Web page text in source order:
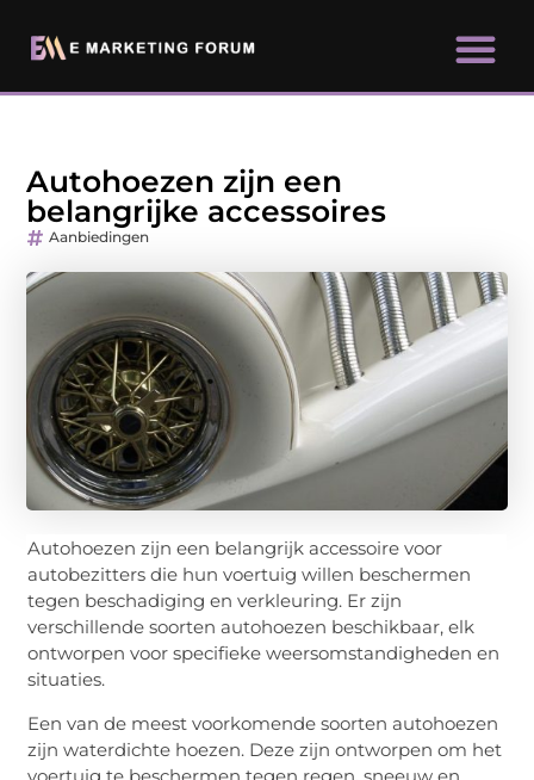
Autohoezen zijn een
belangrijke accessoires
Aanbiedingen
Autohoezen zijn een belangrijk accessoire voor
autobezitters die hun voertuig willen beschermen
tegen beschadiging en verkleuring. Er zijn
verschillende soorten autohoezen beschikbaar, elk
ontworpen voor specifieke weersomstandigheden en
situaties.
Een van de meest voorkomende soorten autohoezen
zijn waterdichte hoezen. Deze zijn ontworpen om het
voertuig te beschermen tegen regen, sneeuw en